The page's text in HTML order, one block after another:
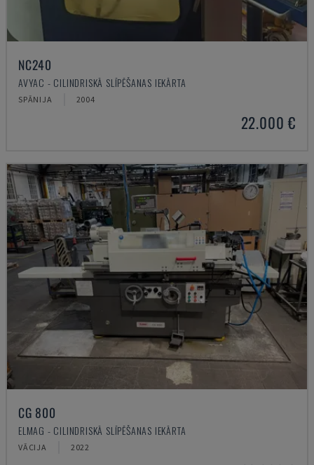
NC240
AVYAC - CILINDRISKĀ SLĪPĒŠANAS IEKĀRTA
SPĀNIJA 2004
22.000 €
CG 800
ELMAG - CILINDRISKĀ SLĪPĒŠANAS IEKĀRTA
VĀCIJA 2022